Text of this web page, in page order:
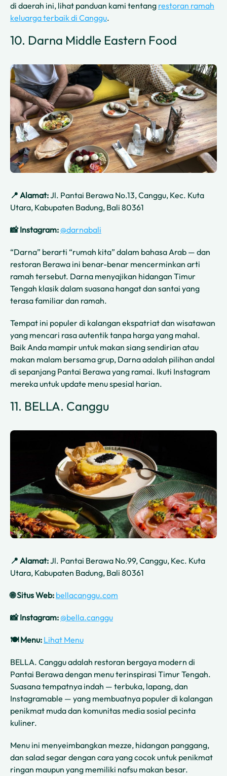
di daerah ini, lihat panduan kami tentang restoran ramah
keluarga terbaik di Canggu.
10. Darna Middle Eastern Food
📍 Alamat:Jl. Pantai Berawa No.13, Canggu, Kec. Kuta
Utara, Kabupaten Badung, Bali 80361
📸 Instagram:@darnabali
“Darna” berarti “rumah kita” dalam bahasa Arab — dan
restoran Berawa ini benar-benar mencerminkan arti
ramah tersebut. Darna menyajikan hidangan Timur
Tengah klasik dalam suasana hangat dan santai yang
terasa familiar dan ramah.
Tempat ini populer di kalangan ekspatriat dan wisatawan
yang mencari rasa autentik tanpa harga yang mahal.
Baik Anda mampir untuk makan siang sendirian atau
makan malam bersama grup, Darna adalah pilihan andal
di sepanjang Pantai Berawa yang ramai. Ikuti Instagram
mereka untuk update menu spesial harian.
11. BELLA. Canggu
📍 Alamat:Jl. Pantai Berawa No.99, Canggu, Kec. Kuta
Utara, Kabupaten Badung, Bali 80361
🌐 Situs Web: bellacanggu.com
📸 Instagram:@bella.canggu
🍽️ Menu: Lihat Menu
BELLA. Canggu adalah restoran bergaya modern di
Pantai Berawa dengan menu terinspirasi Timur Tengah.
Suasana tempatnya indah — terbuka, lapang, dan
Instagramable — yang membuatnya populer di kalangan
penikmat muda dan komunitas media sosial pecinta
kuliner.
Menu ini menyeimbangkan mezze, hidangan panggang,
dan salad segar dengan cara yang cocok untuk penikmat
ringan maupun yang memiliki nafsu makan besar.